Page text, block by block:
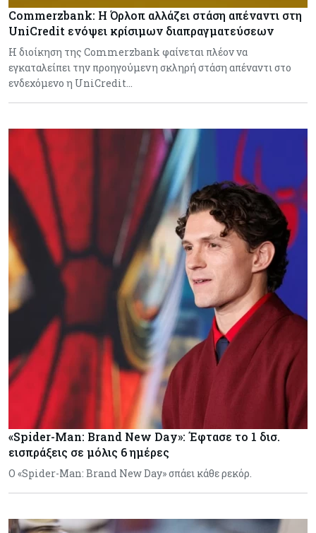
Commerzbank: Η Όρλοπ αλλάζει στάση απέναντι στη
UniCredit ενόψει κρίσιμων διαπραγματεύσεων
H διοίκηση της Commerzbank φαίνεται πλέον να
εγκαταλείπει την προηγούμενη σκληρή στάση απέναντι στο
ενδεχόμενο η UniCredit…
«Spider-Man: Brand New Day»: Έφτασε το 1 δισ.
εισπράξεις σε μόλις 6 ημέρες
Ο «Spider-Man: Brand New Day» σπάει κάθε ρεκόρ.